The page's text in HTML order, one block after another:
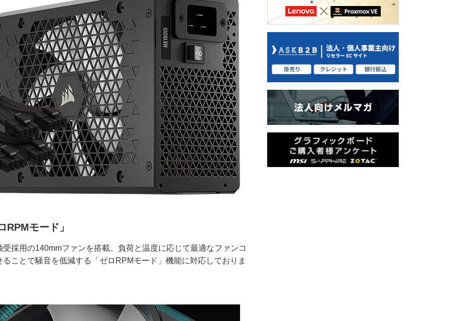
モード」
採用の140mmファンを搭載。負荷と温度に応じて最適なファンコ
ことで騒音を低減する「ゼロRPMモード」機能に対応しておりま